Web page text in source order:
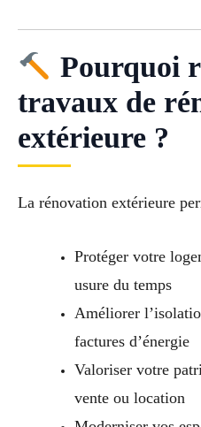
Pourquoi
travaux de
extérieure ?
La rénovation extérieure
Protéger votre
usure du temps
Améliorer
factures d’énergie
Valoriser votre
vente ou location